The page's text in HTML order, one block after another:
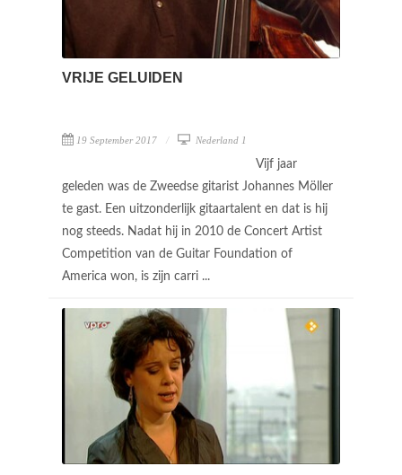
VRIJE GELUIDEN
19 September 2017 Nederland 1
Vijf jaar
geleden was de Zweedse gitarist Johannes Möller
te gast. Een uitzonderlijk gitaartalent en dat is hij
nog steeds. Nadat hij in 2010 de Concert Artist
Competition van de Guitar Foundation of
America won, is zijn carri ...